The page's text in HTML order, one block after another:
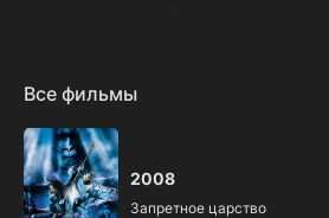
Все фильмы
2008
Запретное царство